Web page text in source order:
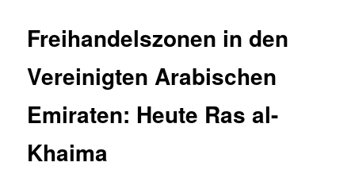
Freihandelszonen in den
Vereinigten Arabischen
Emiraten: Heute Ras al-
Khaima